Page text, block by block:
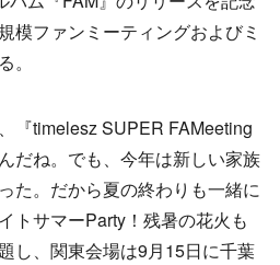
模ファンミーティングおよびミ
『timelesz SUPER FAMeeting
だね。でも、今年は新しい家族
た。だから夏の終わりも一緒に
トサマーParty！残暑の花火も
し、関東会場は9月15日に千葉